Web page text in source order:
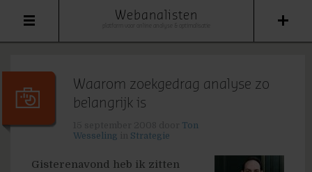
Webanalisten
Waarom zoekgedrag analyse zo
belangrijk is
Ton
Wesseling
Strategie
Gisterenavond heb ik zitten